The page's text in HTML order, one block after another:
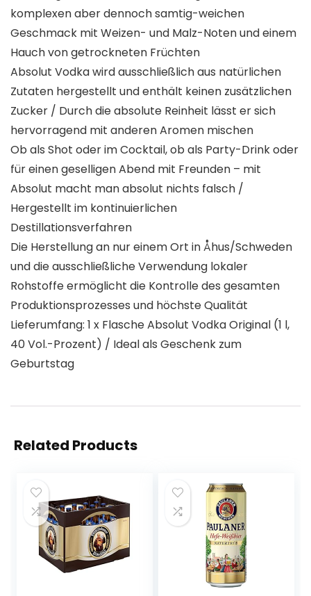
komplexen aber dennoch samtig-weichen
Geschmack mit Weizen- und Malz-Noten und einem
Hauch von getrockneten Früchten
Absolut Vodka wird ausschließlich aus natürlichen
Zutaten hergestellt und enthält keinen zusätzlichen
Zucker / Durch die absolute Reinheit lässt er sich
hervorragend mit anderen Aromen mischen
Ob als Shot oder im Cocktail, ob als Party-Drink oder
für einen geselligen Abend mit Freunden – mit
Absolut macht man absolut nichts falsch /
Hergestellt im kontinuierlichen
Destillationsverfahren
Die Herstellung an nur einem Ort in Åhus/Schweden
und die ausschließliche Verwendung lokaler
Rohstoffe ermöglicht die Kontrolle des gesamten
Produktionsprozesses und höchste Qualität
Lieferumfang: 1 x Flasche Absolut Vodka Original (1 l,
40 Vol.-Prozent) / Ideal als Geschenk zum
Geburtstag
Related Products